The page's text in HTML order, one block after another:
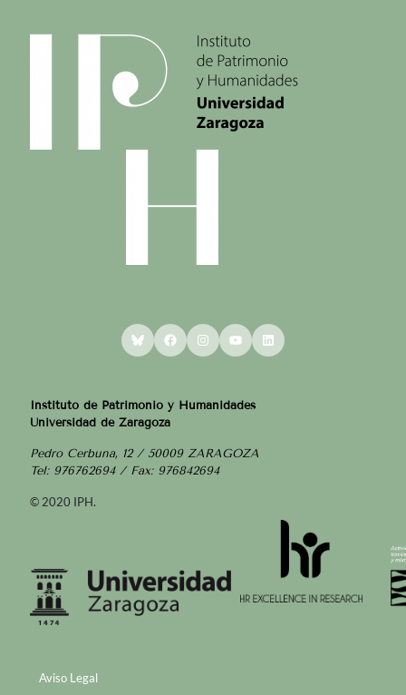
BlueskyFacebookInstagram
YouTubeLinkedIn
Instituto de Patrimonio y Humanidades
Universidad de Zaragoza
Pedro Cerbuna, 12 / 50009 ZARAGOZA
Tel: 976762694 / Fax: 976842694
© 2020 IPH.
Aviso Legal